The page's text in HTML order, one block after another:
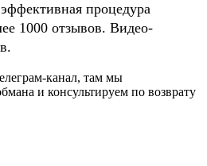
процедура
1000 отзывов. Видео-
канал, там мы
и консультируем по возврату